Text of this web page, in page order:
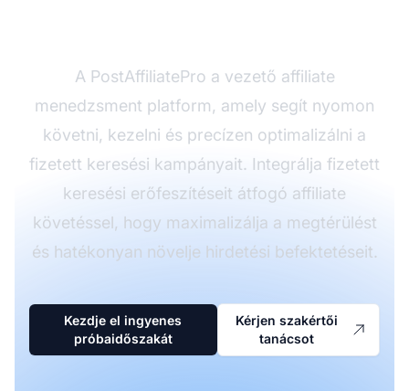
A PostAffiliatePro a vezető affiliate
menedzsment platform, amely segít nyomon
követni, kezelni és precízen optimalizálni a
fizetett keresési kampányait. Integrálja fizetett
keresési erőfeszítéseit átfogó affiliate
követéssel, hogy maximalizálja a megtérülést
és hatékonyan növelje hirdetési befektetéseit.
Kezdje el ingyenes
próbaidőszakát
Kérjen szakértői
tanácsot